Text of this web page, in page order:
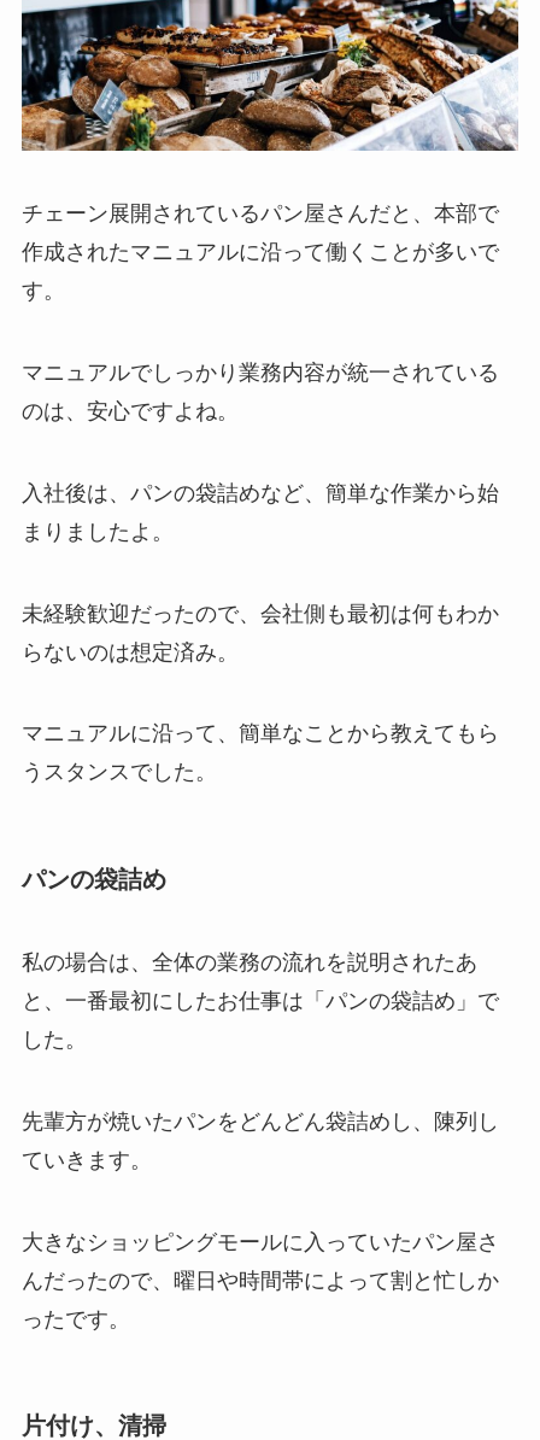
チェーン展開されているパン屋さんだと、本部で
作成されたマニュアルに沿って働くことが多いで
す。
マニュアルでしっかり業務内容が統一されている
のは、安心ですよね。
入社後は、パンの袋詰めなど、簡単な作業から始
まりましたよ。
未経験歓迎だったので、会社側も最初は何もわか
らないのは想定済み。
マニュアルに沿って、簡単なことから教えてもら
うスタンスでした。
パンの袋詰め
私の場合は、全体の業務の流れを説明されたあ
と、一番最初にしたお仕事は「パンの袋詰め」で
した。
先輩方が焼いたパンをどんどん袋詰めし、陳列し
ていきます。
大きなショッピングモールに入っていたパン屋さ
んだったので、曜日や時間帯によって割と忙しか
ったです。
片付け、清掃